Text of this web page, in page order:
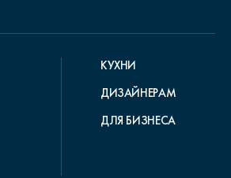
КУХНИ
ДИЗАЙНЕРАМ
ДЛЯ БИЗНЕСА